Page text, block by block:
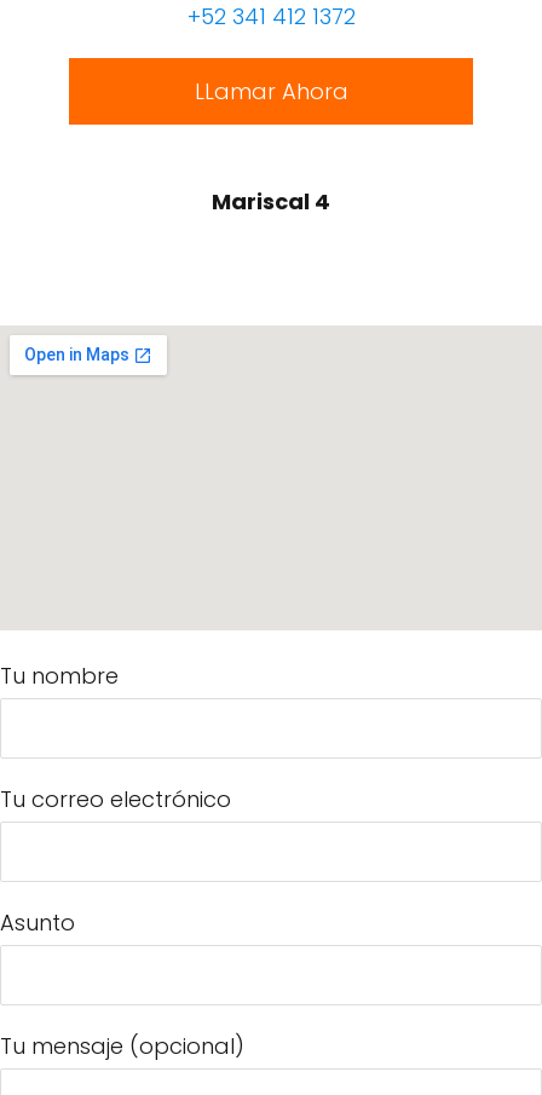
+52 341 412 1372
LLamar Ahora
Mariscal 4
Tu nombre
Tu correo electrónico
Asunto
Tu mensaje (opcional)